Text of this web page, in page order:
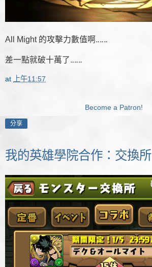
All Might 的攻擊力數值啊‥‥‥
差一點就破十萬了‥‥‥
at 上午11:57
Become a Patron!
分享
我的英雄學院合作：交換所